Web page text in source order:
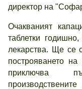
директор на
Очакваният
таблетки
лекарства. Ще се
построяването
приключва